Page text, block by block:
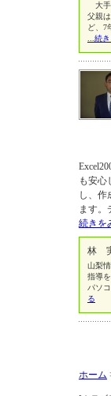
大手
父親
ど、7
...続
も安心
し、作
ます。
続きを
林
山梨
指導
パソ
る
ホーム